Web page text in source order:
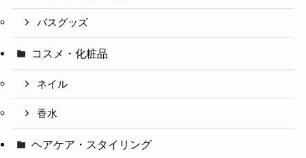
バスグッズ
コスメ・化粧品
ネイル
香水
ヘアケア・スタイリング